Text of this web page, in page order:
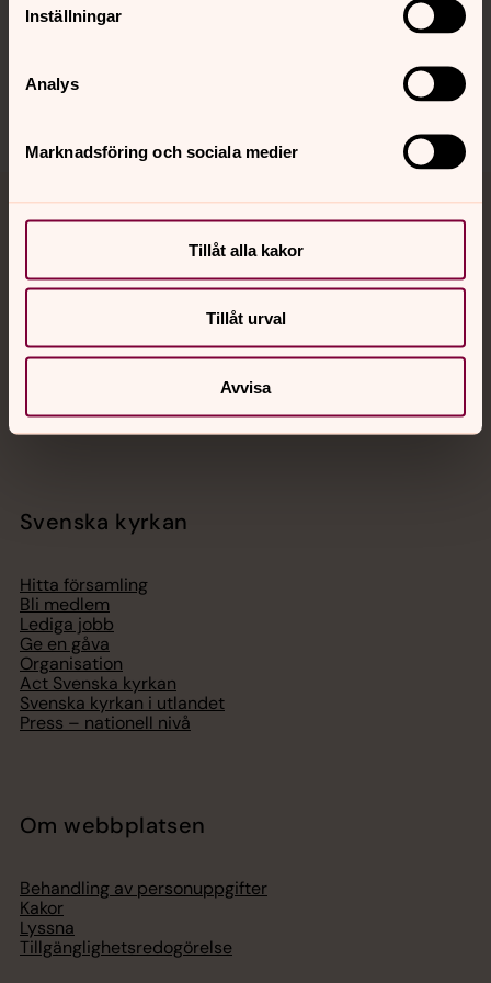
Inställningar
Analys
Marknadsföring och sociala medier
Tillåt alla kakor
Tillåt urval
Avvisa
Jourhavande präst
Akut samtals- och krisstöd. Prata eller chatta anonymt
med en präst på kvällar och nätter.
Chatt
Telefon 112
Svenska kyrkan
Hitta församling
Bli medlem
Lediga jobb
Ge en gåva
Organisation
Act Svenska kyrkan
Svenska kyrkan i utlandet
Press – nationell nivå
Om webbplatsen
Behandling av personuppgifter
Kakor
Lyssna
Tillgänglighetsredogörelse